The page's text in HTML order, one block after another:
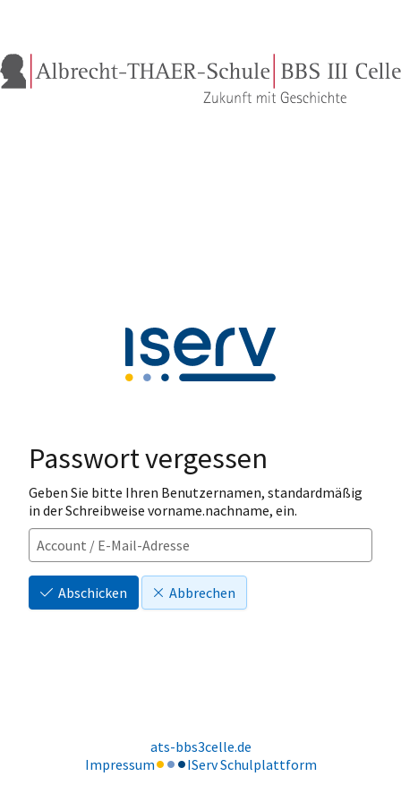
Passwort vergessen
Geben Sie bitte Ihren Benutzernamen, standardmäßig
in der Schreibweise vorname.nachname, ein.
Abschicken Abbrechen
ats-bbs3celle.de
Impressum
IServ Schulplattform